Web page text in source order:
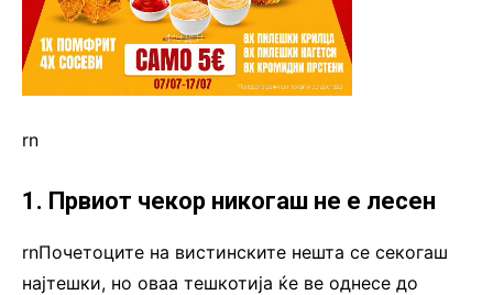
rn
1. Првиот чекор никогаш не е лесен
rnПочетоците на вистинските нешта се секогаш
најтешки, но оваа тешкотија ќе ве однесе до